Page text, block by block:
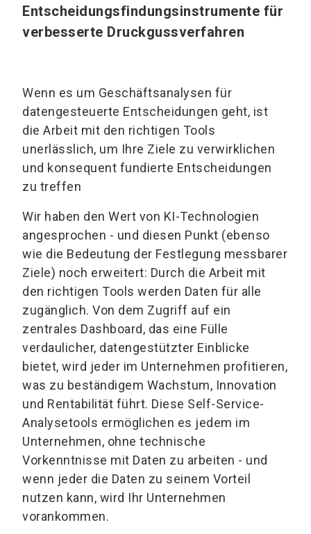
Entscheidungsfindungsinstrumente für
verbesserte Druckgussverfahren
Wenn es um Geschäftsanalysen für
datengesteuerte Entscheidungen geht, ist
die Arbeit mit den richtigen Tools
unerlässlich, um Ihre Ziele zu verwirklichen
und konsequent fundierte Entscheidungen
zu treffen
Wir haben den Wert von KI-Technologien
angesprochen - und diesen Punkt (ebenso
wie die Bedeutung der Festlegung messbarer
Ziele) noch erweitert: Durch die Arbeit mit
den richtigen Tools werden Daten für alle
zugänglich. Von dem Zugriff auf ein
zentrales Dashboard, das eine Fülle
verdaulicher, datengestützter Einblicke
bietet, wird jeder im Unternehmen profitieren,
was zu beständigem Wachstum, Innovation
und Rentabilität führt. Diese Self-Service-
Analysetools ermöglichen es jedem im
Unternehmen, ohne technische
Vorkenntnisse mit Daten zu arbeiten - und
wenn jeder die Daten zu seinem Vorteil
nutzen kann, wird Ihr Unternehmen
vorankommen.